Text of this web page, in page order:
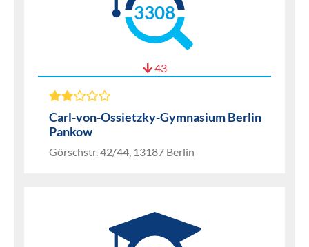
3308
43
Carl-von-Ossietzky-Gymnasium Berlin
Pankow
Görschstr. 42/44, 13187 Berlin